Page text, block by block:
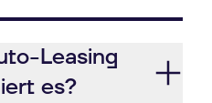
Leasing
es?